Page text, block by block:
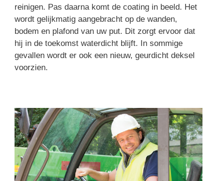
reinigen. Pas daarna komt de coating in beeld. Het
wordt gelijkmatig aangebracht op de wanden,
bodem en plafond van uw put. Dit zorgt ervoor dat
hij in de toekomst waterdicht blijft. In sommige
gevallen wordt er ook een nieuw, geurdicht deksel
voorzien.